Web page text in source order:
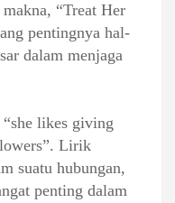
“Treat Her
pentingnya hal-
dalam menjaga
likes giving
Lirik
suatu hubungan,
penting dalam